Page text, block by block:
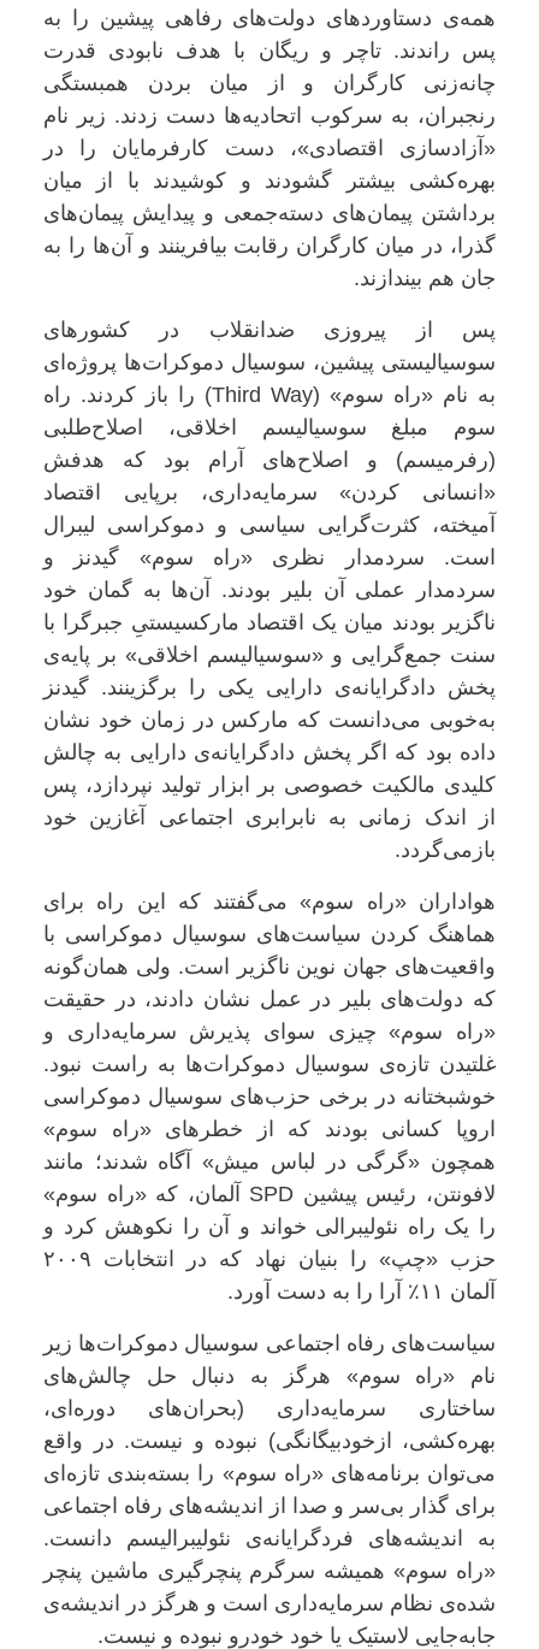
همه‌ی دستاوردهای دولت‌های رفاهی پیشین را به
پس راندند. تاچر و ریگان با هدف نابودی قدرت
چانه‌زنی کارگران و از میان بردن همبستگی
رنجبران، به سرکوب اتحادیه‌ها دست زدند. زیر نام
«آزادسازی اقتصادی»، دست کارفرمایان را در
بهره‌کشی بیشتر گشودند و کوشیدند با از میان
برداشتن پیمان‌های دسته‌جمعی و پیدایش پیمان‌های
گذرا، در میان کارگران رقابت بیافرینند و آن‌ها را به
جان هم بیندازند .
پس از پیروزی ضدانقلاب در کشورهای
سوسیالیستی پیشین، سوسیال دموکرات‌ها پروژه‌ای
به نام «راه سوم» (Third Way)
را باز کردند. راه
سوم مبلغ سوسیالیسم اخلاقی، اصلاح‌طلبی
(رفرمیسم) و اصلاح‌های آرام بود که هدفش
«انسانی کردن» سرمایه‌داری، برپایی اقتصاد
آمیخته، کثرت‌گرایی سیاسی و دموکراسی لیبرال
است. سردمدار نظری «راه سوم» گیدنز و
سردمدار عملی آن بلیر بودند. آن‌ها به گمان خود
ناگزیر بودند میان یک اقتصاد مارکسیستیِ جبرگرا با
سنت جمع‌گرایی و «سوسیالیسم اخلاقی» بر پایه‌ی
پخش دادگرایانه‌ی دارایی یکی را برگزینند. گیدنز
به‌خوبی می‌دانست که مارکس در زمان خود نشان
داده بود که اگر پخش دادگرایانه‌ی دارایی به چالش
کلیدی مالکیت خصوصی بر ابزار تولید نپردازد، پس
از اندک زمانی به نابرابری اجتماعی آغازین خود
بازمی‌گردد.
هواداران «راه سوم» می‌گفتند که این راه برای
هماهنگ کردن سیاست‌های سوسیال دموکراسی با
واقعیت‌های جهان نوین ناگزیر است. ولی همان‌گونه
که دولت‌های بلیر در عمل نشان دادند، در حقیقت
«راه سوم» چیزی سوای پذیرش سرمایه‌داری و
غلتیدن تازه‌ی سوسیال دموکرات‌ها به راست نبود.
خوشبختانه در برخی حزب‌های سوسیال دموکراسی
اروپا کسانی بودند که از خطرهای «راه سوم»
همچون «گرگی در لباس میش» آگاه شدند؛ مانند
لافونتن، رئیس پیشینSPD
آلمان، که «راه سوم»
را یک راه نئولیبرالی خواند و آن را نکوهش کرد و
حزب «چپ» را بنیان نهاد که در انتخابات ۲۰۰۹
آلمان ۱۱٪ آرا را به دست آورد
.
سیاست‌های رفاه اجتماعی سوسیال دموکرات‌ها زیر
نام «راه سوم» هرگز به دنبال حل چالش‌های
ساختاری سرمایه‌داری (بحران‌های دوره‌ای،
بهره‌کشی، ازخودبیگانگی) نبوده و نیست. در واقع
می‌توان برنامه‌های «راه سوم» را بسته‌بندی تازه‌ای
برای گذار بی‌سر و صدا از اندیشه‌های رفاه اجتماعی
به اندیشه‌های فردگرایانه‌ی نئولیبرالیسم دانست.
«راه سوم» همیشه سرگرم پنچرگیری ماشین پنچر
شده‌ی نظام سرمایه‌داری است و هرگز در اندیشه‌ی
جابه‌جایی لاستیک یا خود خودرو نبوده و نیست.